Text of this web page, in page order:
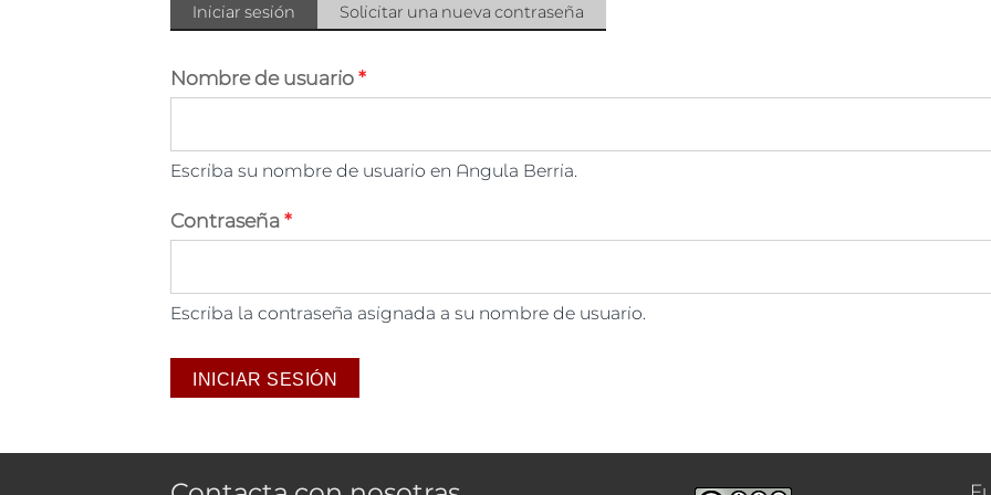
Solapas principales
Iniciar sesión (solapaSolicitar una nueva contraseña
Nombre de usuario*
Escriba su nombre de usuario en Angula Berria.
Contraseña*
Escriba la contraseña asignada a su nombre de usuario.